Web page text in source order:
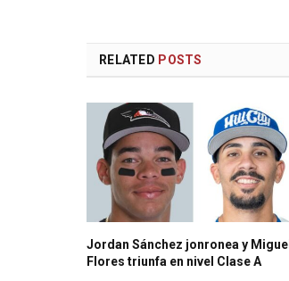
RELATED POSTS
Jordan Sánchez jonronea y Miguel
Flores triunfa en nivel Clase A